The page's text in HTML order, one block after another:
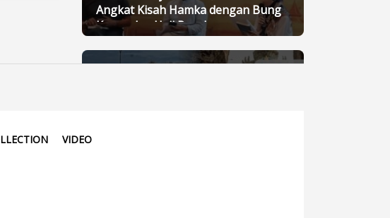
Angkat Kisah Hamka dengan Bung
Karno dan Haji Rasul
VIDEO